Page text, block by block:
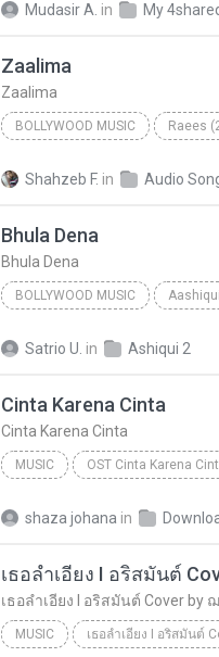
Mudasir A. in My
Zaalima
Zaalima
BOLLYWOOD MUSIC Raees
Shahzeb F. in Audio
Bhula Dena
Bhula Dena
BOLLYWOOD MUSIC
Satrio U. in Ashiqui 2
Cinta Karena Cinta
Cinta Karena Cinta
MUSIC OST Cinta Karena
shaza johana in
MUSIC